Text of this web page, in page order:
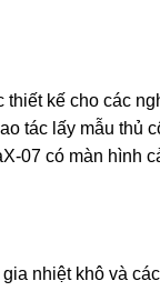
thiết kế cho các
tác lấy mẫu thủ
07 có màn hình
nhiệt khô và